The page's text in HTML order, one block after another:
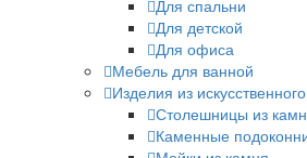
Для спальни
Для детской
Для офиса
Мебель для ванной
Изделия из
Столешницы из
Каменные